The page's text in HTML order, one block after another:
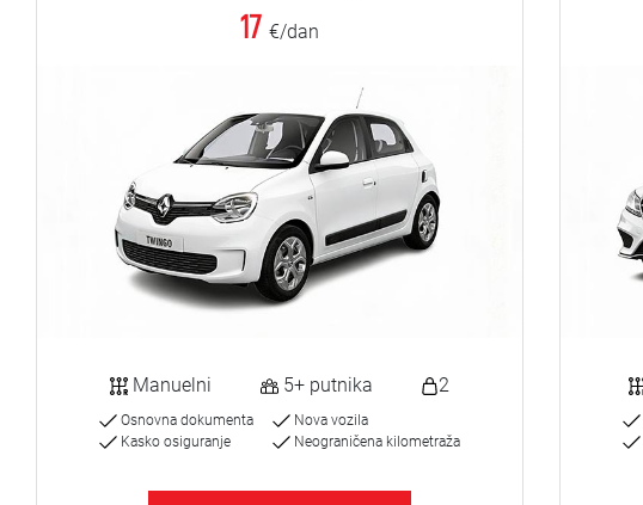
17 €/dan
Manuelni 5+ putnika 2
Osnovna dokumenta
Kasko osiguranje
Nova vozila
Neograničena kilometraža